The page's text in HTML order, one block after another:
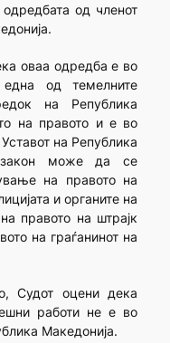
од членот
оваа одредба е во
од темелните
на Република
на правото и е во
на Република
закон може да се
на правото на
и органите на
правото на штрајк
на граѓанинот на
Судот оцени дека
работи не е во
Македонија.